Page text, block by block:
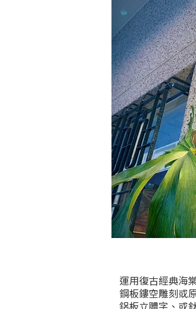
運用復古經典海
鋼板鏤空雕刻或
鋁板立體字、或